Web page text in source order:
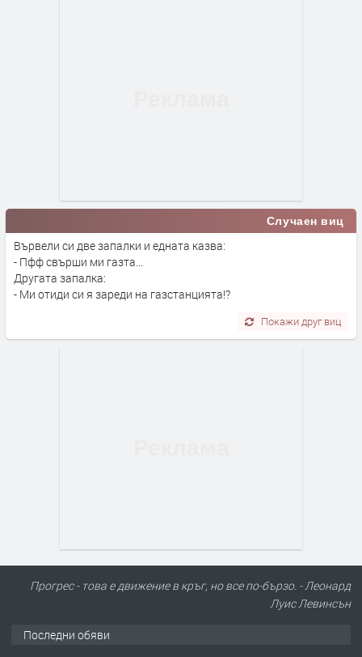
Случаен виц
Вървели си две запалки и едната казва:
- Пфф свърши ми газта...
Другата запалка:
- Ми отиди си я зареди на газстанцията!?
Покажи друг виц
Прогрес - това е движение в кръг, но все по-бързо. - Леонард
Луис Левинсън
Последни обяви